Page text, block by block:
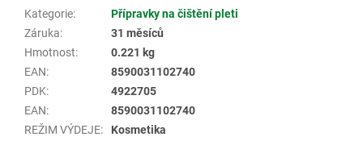
Kategorie:
Přípravky na čištění pleti
Záruka:
31 měsíců
Hmotnost:
0.221 kg
EAN:
8590031102740
PDK:
4922705
EAN:
8590031102740
REŽIM VÝDEJE:
Kosmetika